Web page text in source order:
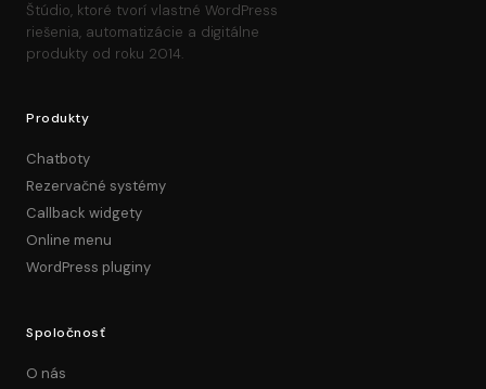
Štúdio, ktoré tvorí vlastné WordPress
riešenia, automatizácie a digitálne
produkty od roku 2014.
Produkty
Chatboty
Rezervačné systémy
Callback widgety
Online menu
WordPress pluginy
Spoločnosť
O nás